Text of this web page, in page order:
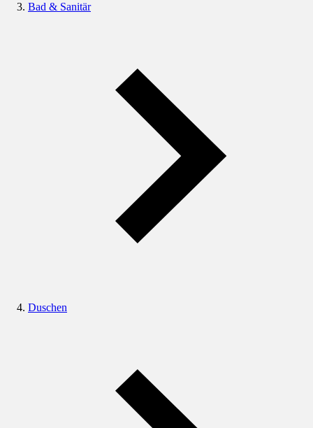
Bad & Sanitär
Duschen